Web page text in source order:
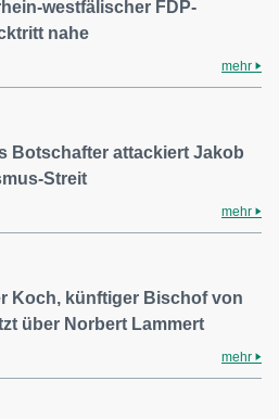
westfälischer FDP-
nahe
mehr
Botschafter attackiert Jakob
Streit
mehr
Koch, künftiger Bischof von
über Norbert Lammert
mehr